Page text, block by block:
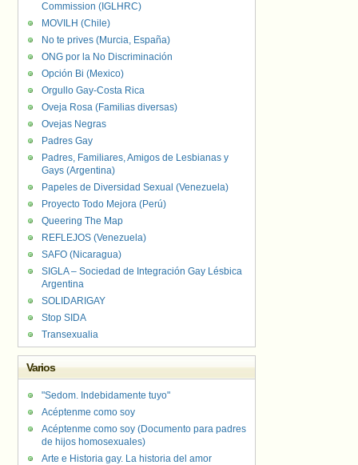
Commission (IGLHRC)
MOVILH (Chile)
No te prives (Murcia, España)
ONG por la No Discriminación
Opción Bi (Mexico)
Orgullo Gay-Costa Rica
Oveja Rosa (Familias diversas)
Ovejas Negras
Padres Gay
Padres, Familiares, Amigos de Lesbianas y
Gays (Argentina)
Papeles de Diversidad Sexual (Venezuela)
Proyecto Todo Mejora (Perú)
Queering The Map
REFLEJOS (Venezuela)
SAFO (Nicaragua)
SIGLA – Sociedad de Integración Gay Lésbica
Argentina
SOLIDARIGAY
Stop SIDA
Transexualia
Varios
"Sedom. Indebidamente tuyo"
Acéptenme como soy
Acéptenme como soy (Documento para padres
de hijos homosexuales)
Arte e Historia gay. La historia del amor